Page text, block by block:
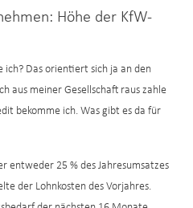
Höhe der KfW-
ich? Das orientiert sich ja an den
aus meiner Gesellschaft raus zahle
bekomme ich. Was gibt es da für
entweder 25 % des Jahresumsatzes
der Lohnkosten des Vorjahres.